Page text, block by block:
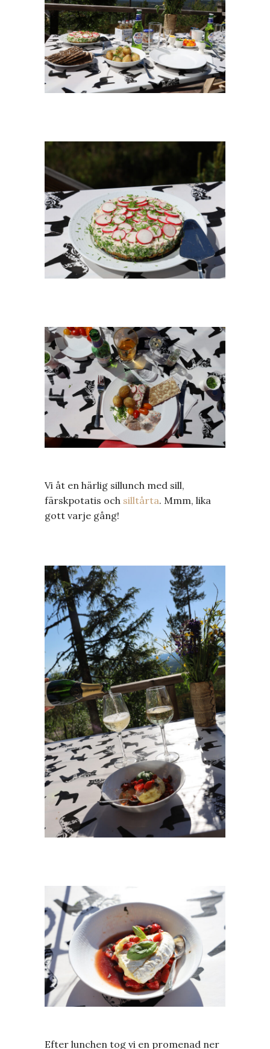
Vi åt en härlig sillunch med sill,
färskpotatis och silltårta. Mmm, lika
gott varje gång!
Efter lunchen tog vi en promenad ner